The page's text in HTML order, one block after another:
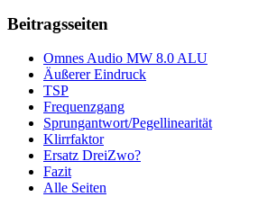
Beitragsseiten
Omnes Audio MW 8.0 ALU
Äußerer Eindruck
TSP
Frequenzgang
Sprungantwort/Pegellinearität
Klirrfaktor
Ersatz DreiZwo?
Fazit
Alle Seiten